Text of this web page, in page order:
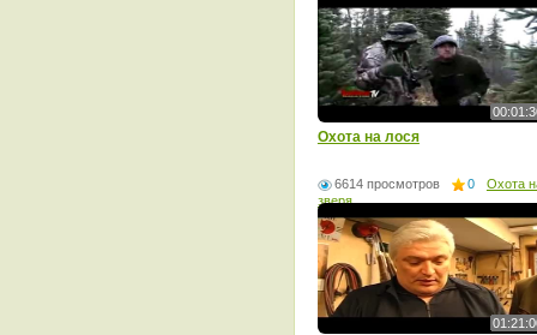
Охота на лося
6614 просмотров 0
Охота
зверя